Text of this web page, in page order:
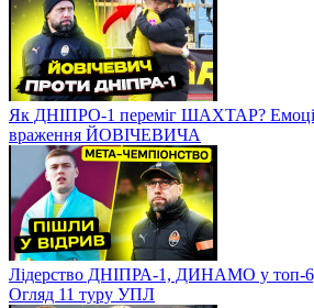
Як ДНІПРО-1 переміг ШАХТАР?
враження ЙОВІЧЕВИЧА
Лідерство ДНІПРА-1, ДИНАМО у топ-
Огляд 11 туру УПЛ